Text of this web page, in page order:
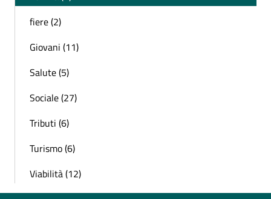
fiere (2)
Giovani (11)
Salute (5)
Sociale (27)
Tributi (6)
Turismo (6)
Viabilità (12)